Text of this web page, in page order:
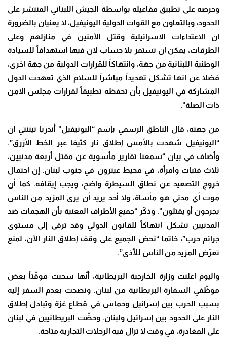
وحرصه على تطبيق مفاعيله بواسطة الجيش اللبناني المنتشر على
الحدود، وبالتعاون مع القوات الدولية اليونيفيل، لا يعنيان بالضرورة
ان الاعتداءات الاسرائيلية وقتل الآمنين في منازلهم وعلى
الطرقات، يمكن ان تستمر بلا حساب لان فيها استهدافاً للسيادة
الوطنية اللبنانية من جهة، وانتهاكاً للقرارات الدولية من جهة اخرى،
فضلا عن انها تشكل تهديداً مباشراً للسلام الذي تعهدت الدول
المشاركة في اليونيفيل بأن تحفظه تطبيقاً لقرارات مجلس الامن
ذات الصلة”.
من جهته، قال الناطق الرسمي بإسم “اليونيفيل” أندريا تيننتي ان
“اليونيفيل شهدت بالأمس إطلاق نار كثيفا عبر الخط الأزرق”.
وأضاف في بيان “سمعنا تقارير مأسوية عن مقتل أربعة مدنيين،
ثلاث فتيات وامرأة، في محيط عيترون في جنوب لبنان. إن احتمال
خروج التصعيد عن نطاق السيطرة واضح، ويجب إيقافه. كما أن
موت أي مدني هو مأساة، ولا أحد يريد أن يرى المزيد من الناس
يجرحون أو يقتلون”. وذكّر “جميع الأطراف المعنية بأن الهجمات ضد
المدنيين تشكل انتهاكاً للقانون الدولي وقد ترقى إلى مستوى
جرائم حرب”، خاتما “نحض الجميع على وقف إطلاق النار الآن، لمنع
تعرّض المزيد من الناس للأذى”.
واليوم اعلنت وزارة الخارجية البريطانية، أنّها سحبت موقّتاً بعض
موظّفي السفارة البريطانية من لبنان. ونصحت بعدم السفر إليه
بسبب الحرب بين إسرائيل وحماس في قطاع غزة وتبادل إطلاق
النار على الحدود بين إسرائيل ولبنان. وحضّت البريطانيين في لبنان
على المغادرة، في وقت لا تزال فيه الرحلات التجارية متاحة.